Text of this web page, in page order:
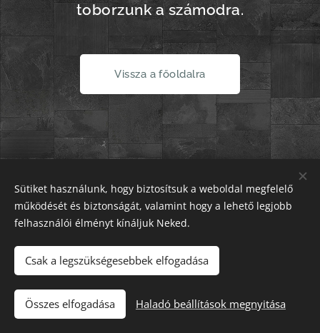
toborzunk a számodra.
Vissza a főoldalra
Villámtoborzás.hu | Dateam-Trade Kft. | Minden jog fenntartva.
Sütik
Sütiket használunk, hogy biztosítsuk a weboldal megfelelő
működését és biztonságát, valamint hogy a lehető legjobb
felhasználói élményt kínáljuk Neked.
Csak a legszükségesebbek elfogadása
Összes elfogadása Haladó beállítások megnyitása